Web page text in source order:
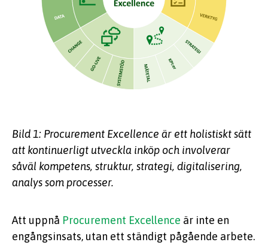
Bild 1: Procurement Excellence är ett holistiskt sätt
att kontinuerligt utveckla inköp och involverar
såväl kompetens, struktur, strategi, digitalisering,
analys som processer.
Att uppnå Procurement Excellence är inte en
engångsinsats, utan ett ständigt pågående arbete.